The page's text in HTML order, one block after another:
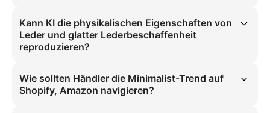
für Alltags-Tote durch die Simulation von glatter
Lederbeschaffenheit in Klassischem Weiß auf einem weiblichen
Modell. Dies löst Wie man eine weiße Ledertote virtuell an sich selbst
sieht für Tote-Handtaschen-Shopper.
Kann KI die physikalischen Eigenschaften von
Leder und glatter Lederbeschaffenheit
reproduzieren?
Dehnbarkeit und glatte Lederbeschaffenheit-Struktur. Dadurch
bleibt die strukturelle Integrität für die virtuelle Darstellung der
weißen Tote-Handtasche erhalten.
Wie sollten Händler die Minimalist-Trend auf
Shopify, Amazon navigieren?